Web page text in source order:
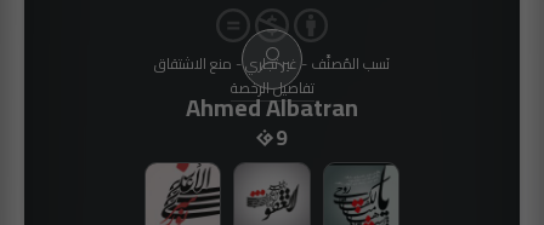
Ahmed Albatran
9
نَسب المُصنَّف - غير تجاري - منع الاشتقاق
تفاصيل الرخصة